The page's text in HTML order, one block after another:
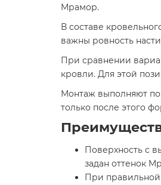
Мрамор.
В составе
важны ровность
При сравнении
кровли. Для этой
Монтаж выполняют по
только после этого
Поверхность с
задан оттенок
При правильной